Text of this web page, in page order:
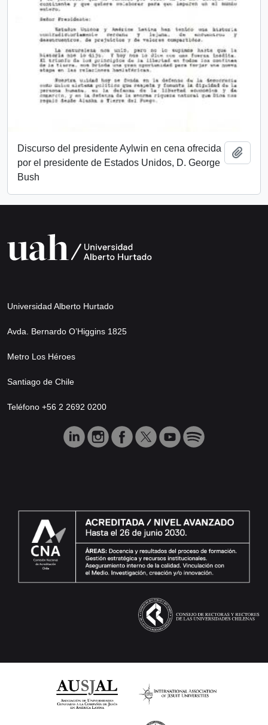
Discurso del presidente Aylwin en cena ofrecida
por el presidente de Estados Unidos, D. George
Bush
Universidad Alberto Hurtado
Avda. Bernardo O’Higgins 1825
Metro Los Héroes
Santiago de Chile
Teléfono +56 2 2692 0200